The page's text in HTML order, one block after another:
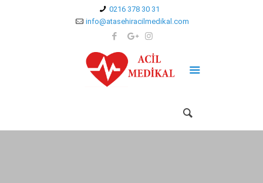
0216 378 30 31
info@atasehiracilmedikal.com